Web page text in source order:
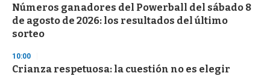
Números ganadores del Powerball del sábado 8
de agosto de 2026: los resultados del último
sorteo
10:00
Crianza respetuosa: la cuestión no es elegir